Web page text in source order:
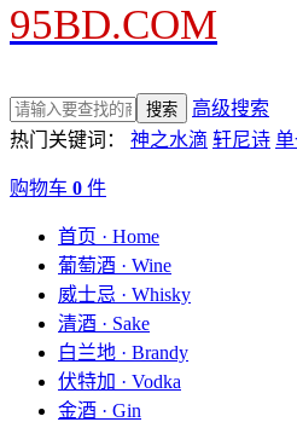
95BD.COM
高级搜索
热门关键词： 神之水滴 轩尼诗
购物车 0 件
首页 · Home
葡萄酒 · Wine
威士忌 · Whisky
清酒 · Sake
白兰地 · Brandy
伏特加 · Vodka
金酒 · Gin